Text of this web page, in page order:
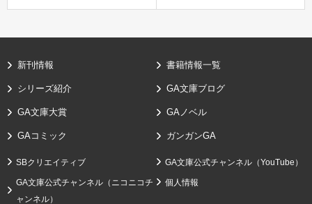
新刊情報 書籍情報一覧
シリーズ紹介 GA文庫ブログ
GA文庫大賞 GAノベル
GAコミック ガンガンGA
SBクリエイティブ GA文庫公式チャンネル（YouTube）
GA文庫公式チャンネル（ニコニコチ
ャンネル）
個人情報